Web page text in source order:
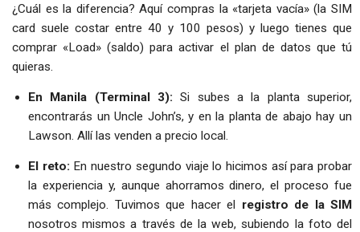
¿Cuál es la diferencia? Aquí compras la «tarjeta vacía» (la SIM
card suele costar entre 40 y 100 pesos) y luego tienes que
comprar «Load» (saldo) para activar el plan de datos que tú
quieras.
En Manila (Terminal 3): Si subes a la planta superior,
encontrarás un Uncle John’s, y en la planta de abajo hay un
Lawson. Allí las venden a precio local.
El reto: En nuestro segundo viaje lo hicimos así para probar
la experiencia y, aunque ahorramos dinero, el proceso fue
más complejo. Tuvimos que hacer el registro de la SIM
nosotros mismos a través de la web, subiendo la foto del